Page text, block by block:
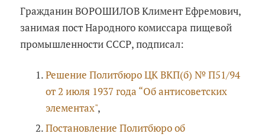
Гражданин ВОРОШИЛОВ Климент Ефремович,
занимая пост Народного комиссара пищевой
промышленности СССР, подписал:
Решение Политбюро ЦК ВКП(б) № П51/94
от 2 июля 1937 года “Об антисоветских
элементах",
Постановление Политбюро об